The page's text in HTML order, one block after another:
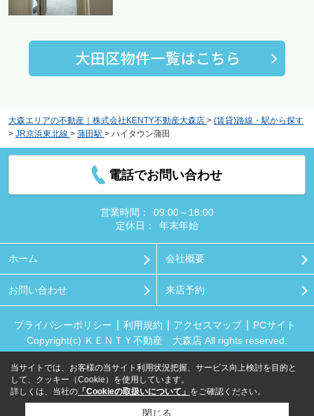
大森エリアの不動産｜株式会社KENTY不動産大森店 > (賃貸)路線・駅から探す
> JR京浜東北線 > 蒲田駅 > ハイタウン蒲田
電話でお問い合わせ
営業時間：
09:00～18:00
定休日：
年末年始
ホーム 会社概要
お問い合わせ 来店予約
プライバシーポリシー 利用規約 アクセスマップ
PCサイト
Copyright(c) ＫＥＮＴＹ不動産 大森店 All rights reserved.
当サイトでは、お客様の当サイト利用状況把握、サービス向上検討を目的と
して、クッキー（Cookie）を使用しています。
詳しくは、当社の 「Cookieの取扱いについて」 をご確認ください。
閉じる